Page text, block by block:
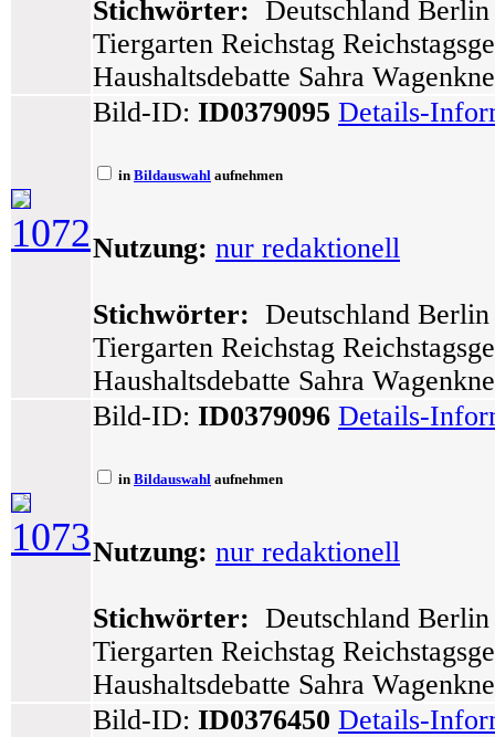
Stichwörter: Deutschland
Tiergarten Reichstag
Haushaltsdebatte Sahra
1072
Bild-ID: ID0379095 Details-
in Bildauswahl aufnehmen
Nutzung: nur redaktionell
Stichwörter: Deutschland
Tiergarten Reichstag
Haushaltsdebatte Sahra
1073
Bild-ID: ID0379096 Details-
in Bildauswahl aufnehmen
Nutzung: nur redaktionell
Stichwörter: Deutschland
Tiergarten Reichstag
Haushaltsdebatte Sahra
Bild-ID: ID0376450 Details-